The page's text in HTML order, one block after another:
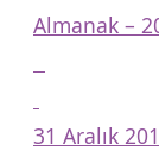
Almanak –
31 Aralık